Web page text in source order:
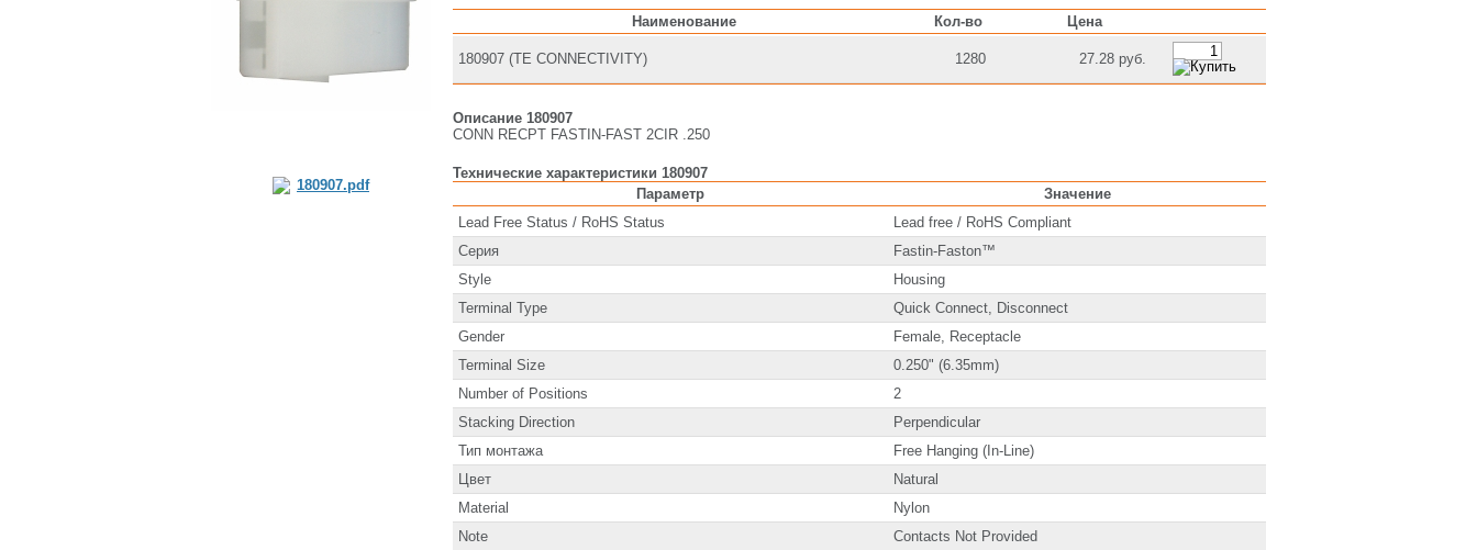
Наименование Кол-во Цена
180907 (TE CONNECTIVITY) 1280 27.28 руб.
Описание 180907
CONN RECPT FASTIN-FAST 2CIR .250
Технические характеристики 180907
Параметр
Значение
Lead Free Status / RoHS Status
Lead free / RoHS Compliant
Серия
Fastin-Faston™
Style
Housing
Terminal Type
Quick Connect, Disconnect
Gender
Female, Receptacle
Terminal Size
0.250" (6.35mm)
Number of Positions
2
Stacking Direction
Perpendicular
Тип монтажа
Free Hanging (In-Line)
Цвет
Natural
Material
Nylon
Note
Contacts Not Provided
180907.pdf